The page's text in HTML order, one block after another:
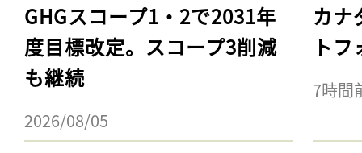
GHGスコープ1・2で2031年
度目標改定。スコープ3削減
も継続
2026/08/05
カナ
ト
7時間